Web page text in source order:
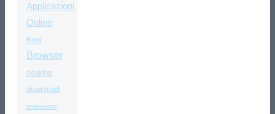
Applicazioni
Online
Blog
Browser
desktop
download
estensioni